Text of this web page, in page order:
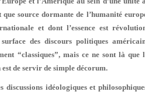
source dormante de l’humanité
et dont l’essence est
des discours politiques
“classiques”, mais ce ne sont là
de servir de simple décorum.
discussions idéologiques et